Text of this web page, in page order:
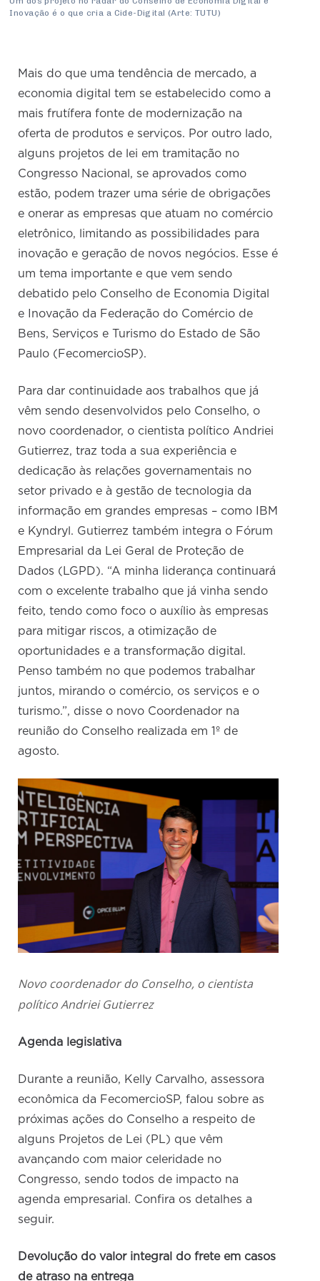
Inovação é o que cria a Cide-Digital (Arte: TUTU)
Mais do que uma tendência de mercado, a
economia digital tem se estabelecido como a
mais frutífera fonte de modernização na
oferta de produtos e serviços. Por outro lado,
alguns projetos de lei em tramitação no
Congresso Nacional, se aprovados como
estão, podem trazer uma série de obrigações
e onerar as empresas que atuam no comércio
eletrônico, limitando as possibilidades para
inovação e geração de novos negócios. Esse é
um tema importante e que vem sendo
debatido pelo Conselho de Economia Digital
e Inovação da Federação do Comércio de
Bens, Serviços e Turismo do Estado de São
Paulo (FecomercioSP).
Para dar continuidade aos trabalhos que já
vêm sendo desenvolvidos pelo Conselho, o
novo coordenador, o cientista político Andriei
Gutierrez, traz toda a sua experiência e
dedicação às relações governamentais no
setor privado e à gestão de tecnologia da
informação em grandes empresas – como IBM
e Kyndryl. Gutierrez também integra o Fórum
Empresarial da Lei Geral de Proteção de
Dados (LGPD). “A minha liderança continuará
com o excelente trabalho que já vinha sendo
feito, tendo como foco o auxílio às empresas
para mitigar riscos, a otimização de
oportunidades e a transformação digital.
Penso também no que podemos trabalhar
juntos, mirando o comércio, os serviços e o
turismo.”, disse o novo Coordenador na
reunião do Conselho realizada em 1º de
agosto.
Novo coordenador do Conselho, o cientista
político Andriei Gutierrez
Agenda legislativa
Durante a reunião, Kelly Carvalho, assessora
econômica da FecomercioSP, falou sobre as
próximas ações do Conselho a respeito de
alguns Projetos de Lei (PL) que vêm
avançando com maior celeridade no
Congresso, sendo todos de impacto na
agenda empresarial. Confira os detalhes a
seguir.
Devolução do valor integral do frete em casos
de atraso na entrega